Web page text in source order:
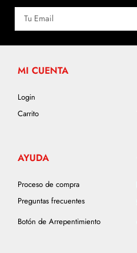
MI CUENTA
Login
Carrito
AYUDA
Proceso de compra
Preguntas frecuentes
Botón de Arrepentimiento